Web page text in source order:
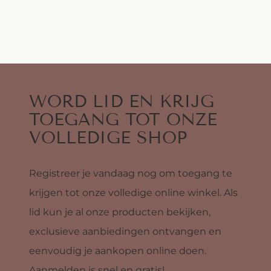
WORD LID EN KRIJG
TOEGANG TOT ONZE
VOLLEDIGE SHOP
Registreer je vandaag nog om toegang te
krijgen tot onze volledige online winkel. Als
lid kun je al onze producten bekijken,
exclusieve aanbiedingen ontvangen en
eenvoudig je aankopen online doen.